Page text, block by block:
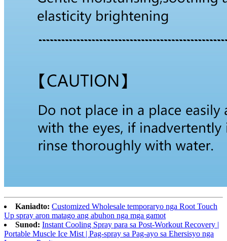
Kaniadto: Customized Wholesale temporaryo nga Root Touch
Up spray aron matago ang abuhon nga mga gamot
Sunod: Instant Cooling Spray para sa Post-Workout Recovery |
Portable Muscle Ice Mist | Pag-spray sa Pag-ayo sa Ehersisyo nga